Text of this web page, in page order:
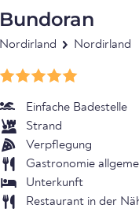
Bundoran
Nordirland Nordirland
Einfache Badestelle
Strand
Verpflegung
Gastronomie
Unterkunft
Restaurant in der